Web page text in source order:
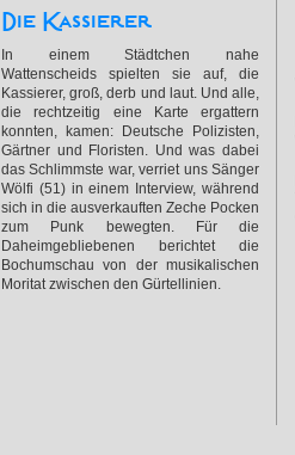
Die Kassierer
In einem Städtchen nahe
Wattenscheids spielten sie auf, die
Kassierer, groß, derb und laut. Und alle,
die rechtzeitig eine Karte ergattern
konnten, kamen: Deutsche Polizisten,
Gärtner und Floristen. Und was dabei
das Schlimmste war, verriet uns Sänger
Wölfi (51) in einem Interview, während
sich in die ausverkauften Zeche Pocken
zum Punk bewegten. Für die
Daheimgebliebenen berichtet die
Bochumschau von der musikalischen
Moritat zwischen den Gürtellinien.